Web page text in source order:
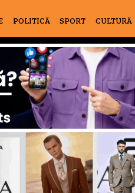
POLITICĂ SPORT CULTURĂ